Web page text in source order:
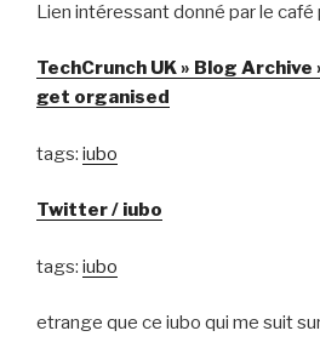
Lien intéressant donné par le
TechCrunch UK » Blog
get organised
tags: iubo
Twitter / iubo
tags: iubo
etrange que ce iubo qui me suit